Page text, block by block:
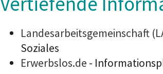
Landesarbeitsgemeinschaft
Soziales
Erwerbslos.de -